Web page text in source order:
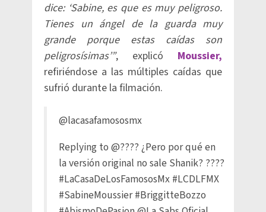
dice: ‘Sabine, es que es muy peligroso.
Tienes un ángel de la guarda muy
grande porque estas caídas son
peligrosísimas’”, explicó Moussier,
refiriéndose a las múltiples caídas que
sufrió durante la filmación.
@lacasafamososmx
Replying to @???? ¿Pero por qué en
la versión original no sale Shanik? ????
#LaCasaDeLosFamososMx #LCDLFMX
#SabineMoussier #BriggitteBozzo